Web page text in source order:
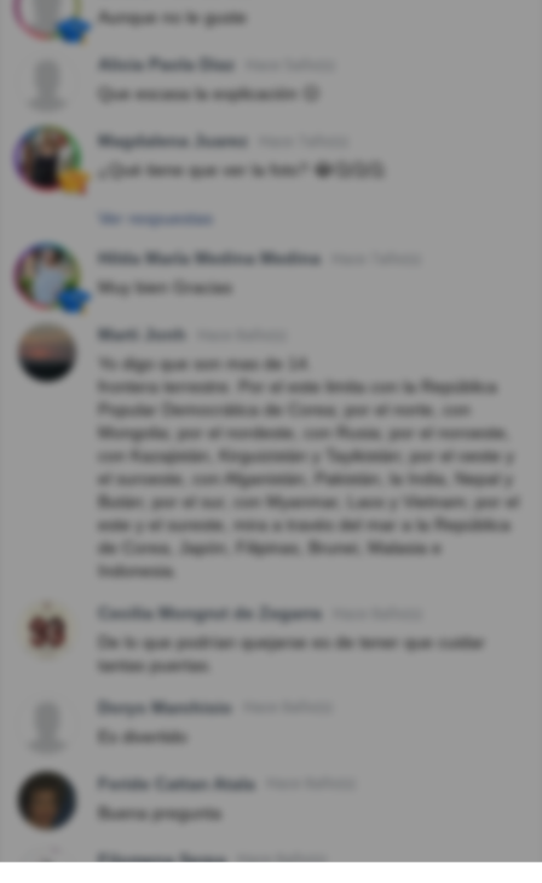
Aunque no le guste
Alicia Paola Diaz
Que escasa la explicación 😑
Magdalena Juarez
¿Qué tiene que ver la foto? 😂🤔🤔🤔
Ver respuestas
Hilda María Medina Medina
Muy bien Gracias
Marti Jonh
Yo digo que son mas de 14.
frontera terrestre. Por el este limita con la República
Popular Democrática de Corea; por el norte, con
Mongolia; por el nordeste, con Rusia; por el noroeste,
con Kazajistán, Kirguizistán y Tayikistán; por el oeste y
el suroeste, con Afganistán, Pakistán, la India, Nepal y
Bután; por el sur, con Myanmar, Laos y Vietnam; por el
este y el sureste, mira a través del mar a la República
de Corea, Japón, Filipinas, Brunei, Malasia e
Indonesia.
Cecilia Mongrut de Zegarra
De lo que podrían quejarse es de tener que cuidar
tantas puertas.
Dorys Marchisio
Es divertido
Feride Cattan Atala
Buena pregunta
Filomena Serpa Hace 8año(s)